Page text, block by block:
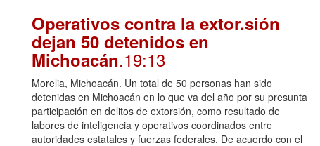
Operativos contra la extor.sión
dejan 50 detenidos en
Michoacán.19:13
Morelia, Michoacán. Un total de 50 personas han sido
detenidas en Michoacán en lo que va del año por su presunta
participación en delitos de extorsión, como resultado de
labores de inteligencia y operativos coordinados entre
autoridades estatales y fuerzas federales. De acuerdo con el